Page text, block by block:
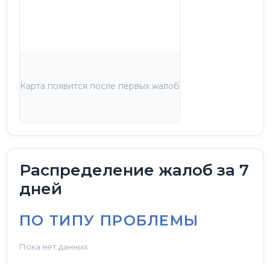
Карта появится после первых жалоб
Распределение жалоб за 7
дней
ПО ТИПУ ПРОБЛЕМЫ
Пока нет данных